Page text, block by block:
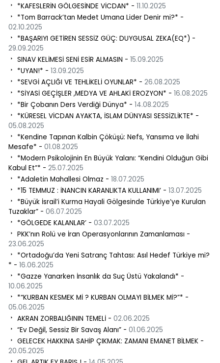
*KAFESLERİN GÖLGESİNDE VİCDAN* - 11.10.2025
*Tom Barrack’tan Medet Umana Lider Denir mi?* -
02.10.2025
*BAŞARIYI GETİREN SESSİZ GÜÇ: DUYGUSAL ZEKA(EQ*) -
29.09.2025
SINAV KELİMESİ SENİ ESİR ALMASIN - 15.09.2025
*UYAN!* - 13.09.2025
*SEVGİ AÇLIĞI VE TEHLİKELİ OYUNLAR* - 26.08.2025
*SİYASİ GEÇİŞLER ,MEDYA VE AHLAKİ EROZYON* - 16.08.2025
​ *Bir Çobanın Ders Verdiği Dünya* - 14.08.2025
*KÜRESEL VİCDAN AYAKTA, İSLAM DÜNYASI SESSİZLİKTE* -
05.08.2025
*Kendine Tapınan Kalbin Çöküşü: Nefs, Yansıma ve İlahi
Mesafe* - 01.08.2025
*Modern Psikolojinin En Büyük Yalanı: “Kendini Olduğun Gibi
Kabul Et”* - 25.07.2025
*Adaletin Mahallesi Olmaz - 18.07.2025
*15 TEMMUZ : İNANCIN KARANLIKTA KULLANIMI‘ - 13.07.2025
*Büyük İsrail’i Kurma Hayali Gölgesinde Türkiye’ye Kurulan
Tuzaklar” - 06.07.2025
*GÖLGEDE KALANLAR’ - 03.07.2025
PKK’nın Rolü ve İran Operasyonlarının Zamanlaması -
23.06.2025
*Ortadoğu’da Yeni Satranç Tahtası: Asıl Hedef Türkiye mi?
* - 16.06.2025
*Gazze Yanarken İnsanlık da Suç Üstü Yakalandı* -
10.06.2025
*“KURBAN KESMEK Mİ ? KURBAN OLMAYI BİLMEK Mİ?”* -
05.06.2025
AKRAN ZORBALIĞININ TEMELİ - 02.06.2025
“Ev Değil, Sessiz Bir Savaş Alanı” - 01.06.2025
GELECEK HAKKINA SAHİP ÇIKMAK: ZAMANI EMANET BİLMEK -
20.05.2025